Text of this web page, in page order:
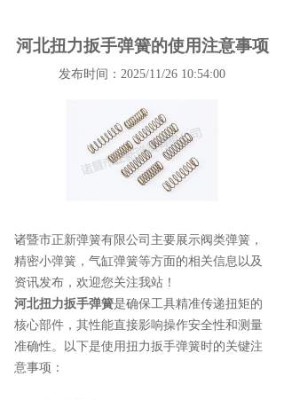
河北扭力扳手弹簧的使用注意事项
发布时间：2025/11/26 10:54:00
诸暨市正新弹簧有限公司主要展示阀类弹簧 ，
精密小弹簧，气缸弹簧等方面的相关信息以及
资讯发布，欢迎您关注我站！
河北扭力扳手弹簧是确保工具精准传递扭矩的
核心部件，其性能直接影响操作安全性和测量
准确性。以下是使用扭力扳手弹簧时的关键注
意事项：